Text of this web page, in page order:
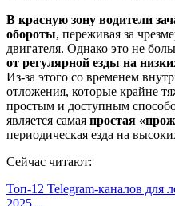
В красную зону водители
обороты, переживая за
двигателя. Однако это не
от регулярной езды на
Из-за этого со временем
отложения, которые крайне
простым и доступным
является самая простая
периодическая езда на
Сейчас читают:
Топ-12 Telegram-каналов для
2025…